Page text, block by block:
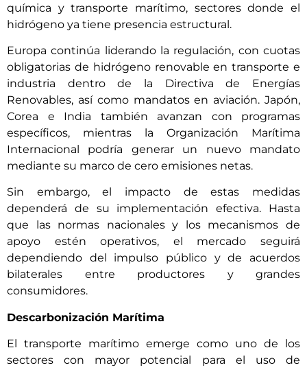
química y transporte marítimo, sectores donde el
hidrógeno ya tiene presencia estructural.
Europa continúa liderando la regulación, con cuotas
obligatorias de hidrógeno renovable en transporte e
industria dentro de la Directiva de Energías
Renovables, así como mandatos en aviación. Japón,
Corea e India también avanzan con programas
específicos, mientras la Organización Marítima
Internacional podría generar un nuevo mandato
mediante su marco de cero emisiones netas.
Sin embargo, el impacto de estas medidas
dependerá de su implementación efectiva. Hasta
que las normas nacionales y los mecanismos de
apoyo estén operativos, el mercado seguirá
dependiendo del impulso público y de acuerdos
bilaterales entre productores y grandes
consumidores.
Descarbonización Marítima
El transporte marítimo emerge como uno de los
sectores con mayor potencial para el uso de